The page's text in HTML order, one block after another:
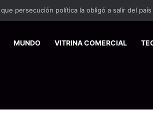
MUNDO VITRINA COMERCIAL